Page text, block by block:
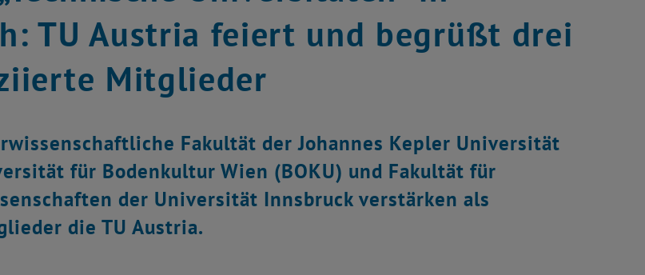
TU Austria feiert und begrüßt drei
Mitglieder
Fakultät der Johannes Kepler Universität
für Bodenkultur Wien (BOKU) und Fakultät für
der Universität Innsbruck verstärken als
die TU Austria.